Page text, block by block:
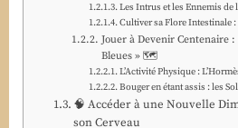
Les Intrus et les Ennemis de
Cultiver sa Flore Intestinale :
Jouer à Devenir Centenaire :
Bleues » 🗺️
L’Activité Physique :
Bouger en étant assis : les
🧠 Accéder à une Nouvelle
son Cerveau